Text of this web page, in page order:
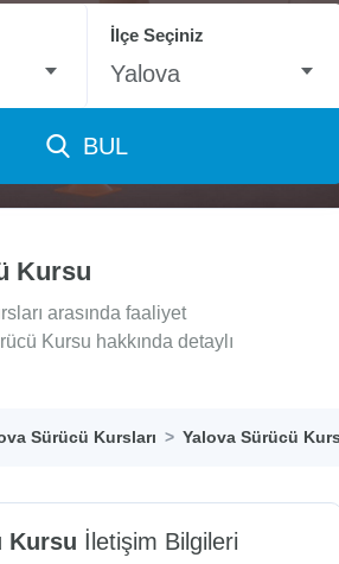
İlçe Seçiniz
Yalova
BUL
Kursu
arasında faaliyet
Kursu hakkında detaylı
Sürücü Kursları Yalova Sürücü
Kursu İletişim Bilgileri